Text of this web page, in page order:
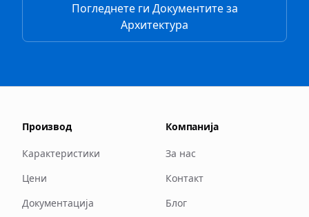
Погледнете ги Документите за
Архитектура
Производ
Карактеристики
Цени
Документација
Компанија
За нас
Контакт
Блог